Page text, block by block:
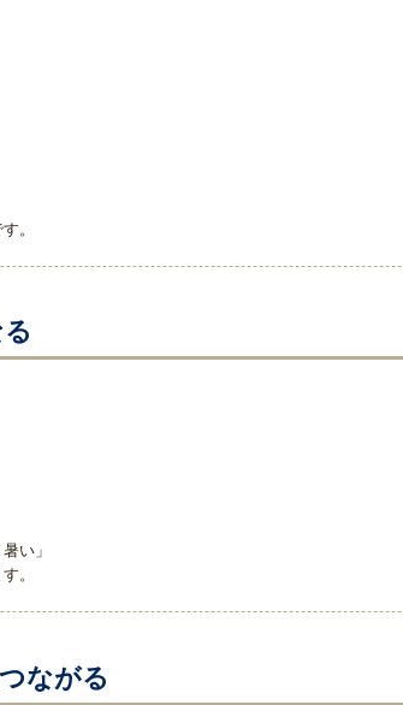
。
い」
。
ながる